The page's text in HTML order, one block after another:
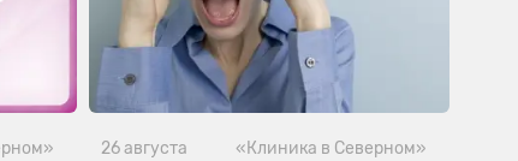
26 августа «Клиника в Северном»